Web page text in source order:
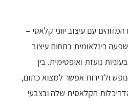
עם עיצוב יווני קלאסי –
בינלאומית בתחום עיצוב
נועזת ואופטימית. בין
ולדירות אפשר למצוא כתום,
הקלאסית שלה ובצבעי